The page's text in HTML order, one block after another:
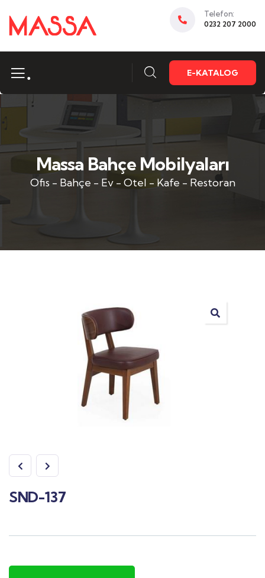
Telefon:
0232 207 2000
. E-KATALOG
Massa Bahçe Mobilyaları
Ofis - Bahçe - Ev - Otel - Kafe - Restoran
SND-137